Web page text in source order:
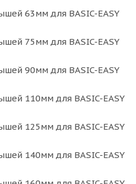
63мм для BASIC-EASY
75мм для BASIC-EASY
90мм для BASIC-EASY
110мм для BASIC-EASY
125мм для BASIC-EASY
140мм для BASIC-EASY